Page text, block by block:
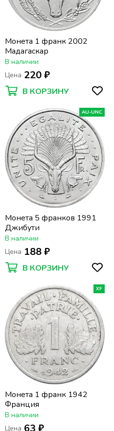
Монета 1 франк 2002
Мадагаскар
В наличии
Цена 220 ₽
В КОРЗИНУ
AU-UNC
Монета 5 франков 1991
Джибути
В наличии
Цена 188 ₽
В КОРЗИНУ
XF
Монета 1 франк 1942
Франция
В наличии
Цена 63 ₽